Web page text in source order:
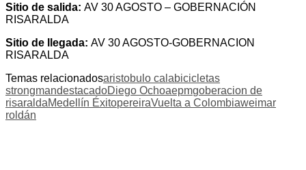
Sitio de salida: AV 30 AGOSTO – GOBERNACIÓN
RISARALDA
Sitio de llegada: AV 30 AGOSTO-GOBERNACION
RISARALDA
Temas relacionadosaristobulo calabicicletas
strongmandestacadoDiego Ochoaepmgoberacion de
risaraldaMedellín ÉxitopereiraVuelta a Colombiaweimar
roldán